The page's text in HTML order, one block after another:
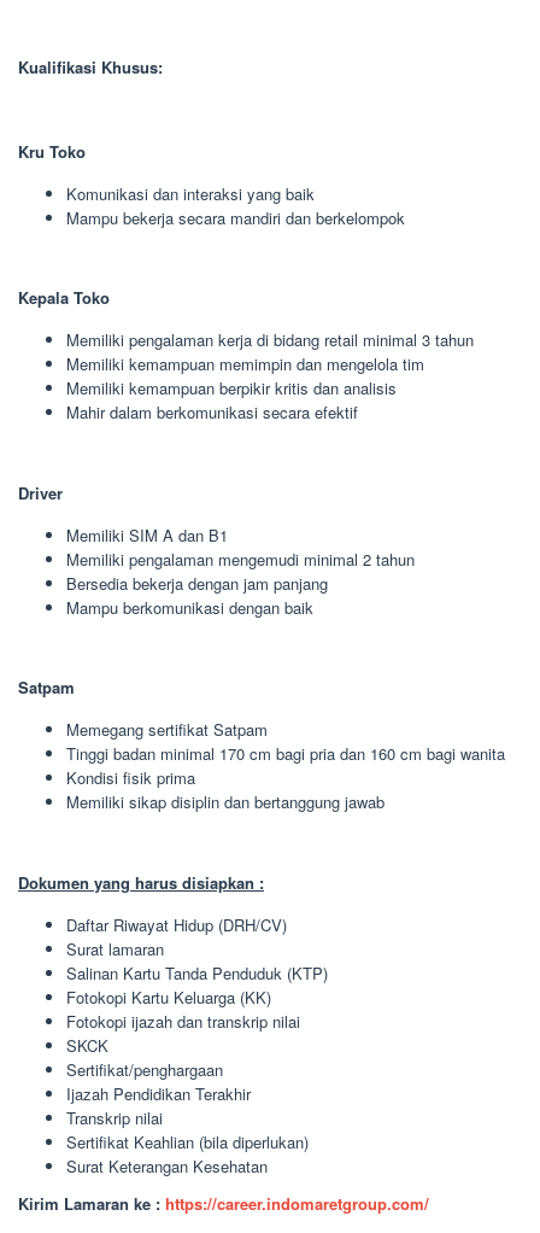
Kualifikasi Khusus:
Kru Toko
Komunikasi dan interaksi yang baik
Mampu bekerja secara mandiri dan berkelompok
Kepala Toko
Memiliki pengalaman kerja di bidang retail minimal 3 tahun
Memiliki kemampuan memimpin dan mengelola tim
Memiliki kemampuan berpikir kritis dan analisis
Mahir dalam berkomunikasi secara efektif
Driver
Memiliki SIM A dan B1
Memiliki pengalaman mengemudi minimal 2 tahun
Bersedia bekerja dengan jam panjang
Mampu berkomunikasi dengan baik
Satpam
Memegang sertifikat Satpam
Tinggi badan minimal 170 cm bagi pria dan 160 cm bagi wanita
Kondisi fisik prima
Memiliki sikap disiplin dan bertanggung jawab
Dokumen yang harus disiapkan :
Daftar Riwayat Hidup (DRH/CV)
Surat lamaran
Salinan Kartu Tanda Penduduk (KTP)
Fotokopi Kartu Keluarga (KK)
Fotokopi ijazah dan transkrip nilai
SKCK
Sertifikat/penghargaan
Ijazah Pendidikan Terakhir
Transkrip nilai
Sertifikat Keahlian (bila diperlukan)
Surat Keterangan Kesehatan
Kirim Lamaran ke : https://career.indomaretgroup.com/